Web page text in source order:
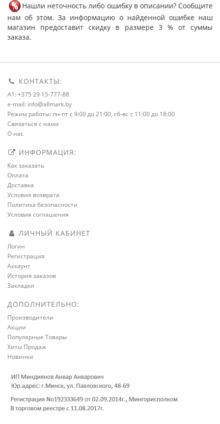
Нашли неточность либо ошибку в описании? Сообщите
нам об этом. За информацию о найденной ошибке наш
магазин предоставит скидку в размере 3 % от суммы
заказа.
КОНТАКТЫ:
A1: +375 29 15-777-88
e-mail: info@allmark.by
Режим работы: пн-пт с 9:00 до 21:00, сб-вс с 11:00 до 18:00
Связаться с нами
О нас
ИНФОРМАЦИЯ:
Как заказать
Оплата
Доставка
Условия возврата
Политика безопасности
Условия соглашения
ЛИЧНЫЙ КАБИНЕТ
Логин
Регистрация
Аккаунт
История заказов
Закладки
ДОПОЛНИТЕЛЬНО:
Производители
Акции
Популярные Товары
Хиты Продаж
Новинки